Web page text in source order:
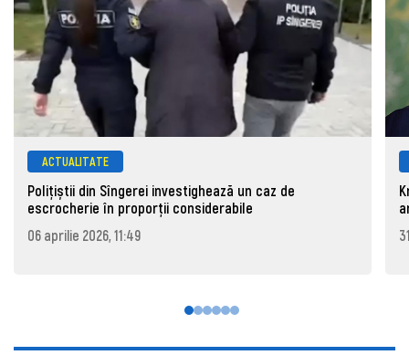
ACTUALITATE
Polițiștii din Sîngerei investighează un caz de
escrocherie în proporții considerabile
06 aprilie 2026, 11:49